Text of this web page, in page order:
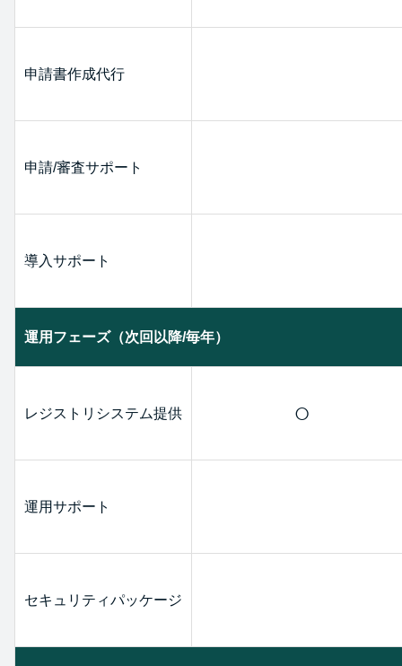
申請書作成代行
申請/審査サポート
導入サポート
運用フェーズ（次回以降/毎年）
レジストリシステム提供 ○
運用サポート
セキュリティパッケージ